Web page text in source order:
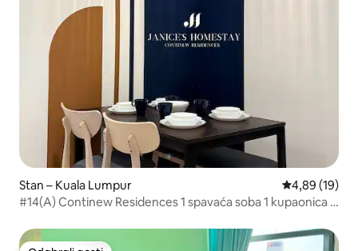
Stan – Kuala Lumpur Prosječna
4,89 (19)
#14(A) Continew Residences 1 spavaća soba 1 kupaonica 1